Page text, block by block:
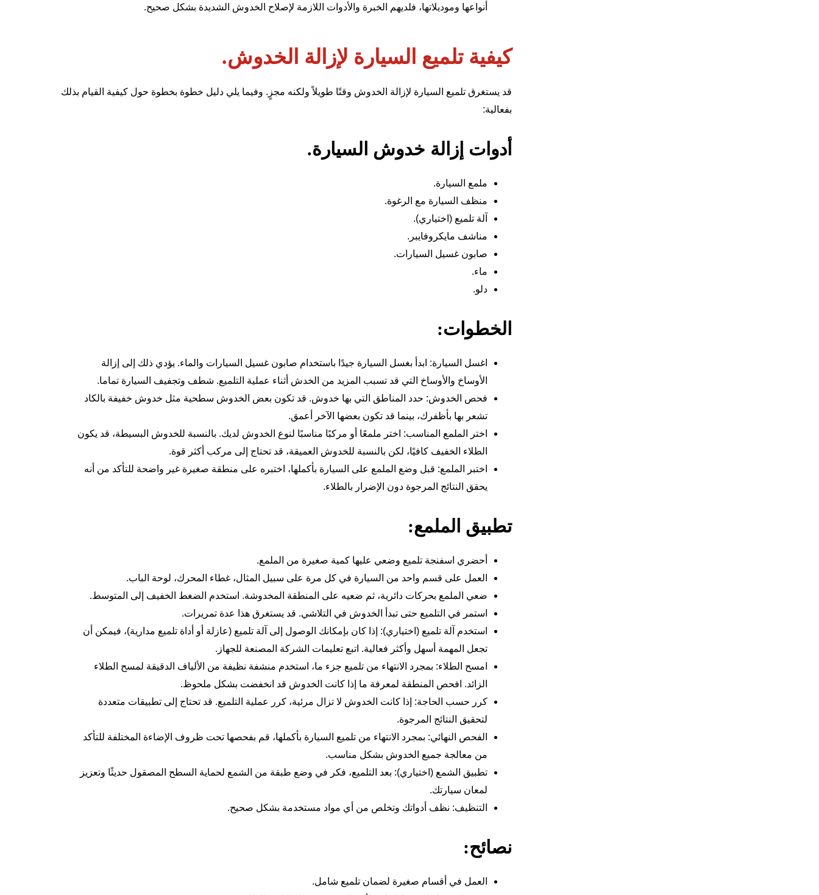
أنواعها وموديلاتها، فلديهم الخبرة والأدوات اللازمة لإصلاح الخدوش الشديدة بشكل صحيح.
كيفية تلميع السيارة لإزالة الخدوش.
قد يستغرق تلميع السيارة لإزالة الخدوش وقتًا طويلاً ولكنه مجزٍ. وفيما يلي دليل خطوة بخطوة حول كيفية القيام بذلك
بفعالية:
أدوات إزالة خدوش السيارة.
ملمع السيارة.
منظف السيارة مع الرغوة.
آلة تلميع (اختياري).
مناشف مايكروفايبر.
صابون غسيل السيارات.
ماء.
دلو.
الخطوات:
اغسل السيارة: ابدأ بغسل السيارة جيدًا باستخدام صابون غسيل السيارات والماء. يؤدي ذلك إلى إزالة
الأوساخ والأوساخ التي قد تسبب المزيد من الخدش أثناء عملية التلميع. شطف وتجفيف السيارة تماما.
فحص الخدوش: حدد المناطق التي بها خدوش. قد تكون بعض الخدوش سطحية مثل خدوش خفيفة بالكاد
تشعر بها بأظفرك، بينما قد تكون بعضها الآخر أعمق.
اختر الملمع المناسب: اختر ملمعًا أو مركبًا مناسبًا لنوع الخدوش لديك. بالنسبة للخدوش البسيطة، قد يكون
الطلاء الخفيف كافيًا، لكن بالنسبة للخدوش العميقة، قد تحتاج إلى مركب أكثر قوة.
اختبر الملمع: قبل وضع الملمع على السيارة بأكملها، اختبره على منطقة صغيرة غير واضحة للتأكد من أنه
يحقق النتائج المرجوة دون الإضرار بالطلاء.
تطبيق الملمع:
أحضري اسفنجة تلميع وضعي عليها كمية صغيرة من الملمع.
العمل على قسم واحد من السيارة في كل مرة على سبيل المثال، غطاء المحرك، لوحة الباب.
ضعي الملمع بحركات دائرية، ثم ضعيه على المنطقة المخدوشة. استخدم الضغط الخفيف إلى المتوسط.
استمر في التلميع حتى تبدأ الخدوش في التلاشي. قد يستغرق هذا عدة تمريرات.
استخدم آلة تلميع (اختياري): إذا كان بإمكانك الوصول إلى آلة تلميع (عازلة أو أداة تلميع مدارية)، فيمكن أن
تجعل المهمة أسهل وأكثر فعالية. اتبع تعليمات الشركة المصنعة للجهاز.
امسح الطلاء: بمجرد الانتهاء من تلميع جزء ما، استخدم منشفة نظيفة من الألياف الدقيقة لمسح الطلاء
الزائد. افحص المنطقة لمعرفة ما إذا كانت الخدوش قد انخفضت بشكل ملحوظ.
كرر حسب الحاجة: إذا كانت الخدوش لا تزال مرئية، كرر عملية التلميع. قد تحتاج إلى تطبيقات متعددة
لتحقيق النتائج المرجوة.
الفحص النهائي: بمجرد الانتهاء من تلميع السيارة بأكملها، قم بفحصها تحت ظروف الإضاءة المختلفة للتأكد
من معالجة جميع الخدوش بشكل مناسب.
تطبيق الشمع (اختياري): بعد التلميع، فكر في وضع طبقة من الشمع لحماية السطح المصقول حديثًا وتعزيز
لمعان سيارتك.
التنظيف: نظف أدواتك وتخلص من أي مواد مستخدمة بشكل صحيح.
نصائح:
العمل في أقسام صغيرة لضمان تلميع شامل.